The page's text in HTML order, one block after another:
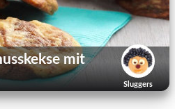
Sluggers
mit